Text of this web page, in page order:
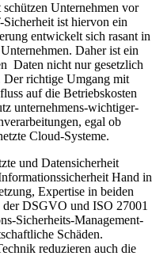
Unternehmen vor
ist hiervon ein
entwickelt sich rasant in
Daher ist ein
Daten nicht nur gesetzlich
Der richtige Umgang mit
auf die Betriebskosten
unternehmens-wichtiger-
egal ob
Cloud-Systeme.
und Datensicherheit
Hand in
Expertise in beiden
DSGVO und ISO 27001
Sicherheits-Management-
Schäden.
reduzieren auch die